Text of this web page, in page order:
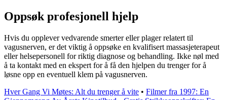
Oppsøk profesjonell hjelp
Hvis du opplever vedvarende smerter eller plager relatert til
vagusnerven, er det viktig å oppsøke en kvalifisert massasjeterapeut
eller helsepersonell for riktig diagnose og behandling. Ikke nøl med
å ta kontakt med en ekspert for å få den hjelpen du trenger for å
løsne opp en eventuell klem på vagusnerven.
Hver Gang Vi Møtes: Alt du trenger å vite • Filmer fra 1997: En